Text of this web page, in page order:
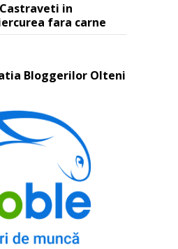
Castraveti in
fara carne